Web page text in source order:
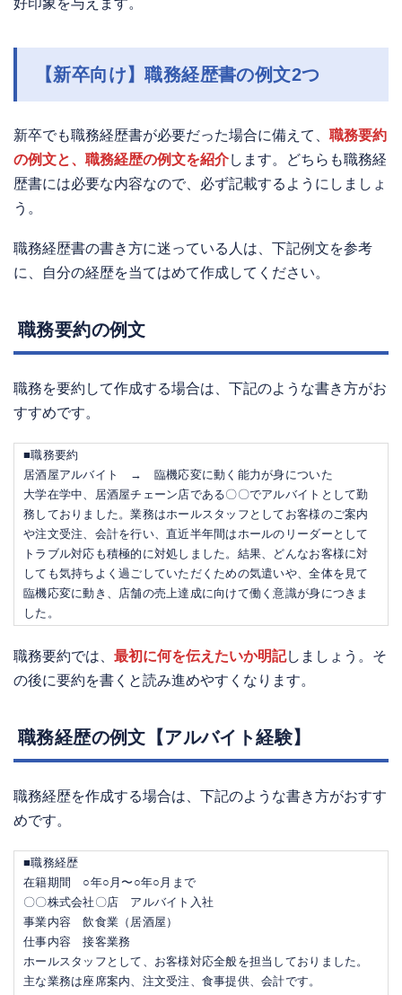
好印象を与えます。
【新卒向け】職務経歴書の例文2つ
新卒でも職務経歴書が必要だった場合に備えて、 職務要約
の例文と、職務経歴の例文を紹介します。どちらも職務経
歴書には必要な内容なので、必ず記載するようにしましょ
う。
職務経歴書の書き方に迷っている人は、下記例文を参考
に、自分の経歴を当てはめて作成してください。
職務要約の例文
職務を要約して作成する場合は、下記のような書き方がお
すすめです。
■職務要約
居酒屋アルバイト → 臨機応変に動く能力が身についた
大学在学中、居酒屋チェーン店である〇〇でアルバイトとして勤
務しておりました。業務はホールスタッフとしてお客様のご案内
や注文受注、会計を行い、直近半年間はホールのリーダーとして
トラブル対応も積極的に対処しました。結果、どんなお客様に対
しても気持ちよく過ごしていただくための気遣いや、全体を見て
臨機応変に動き、店舗の売上達成に向けて働く意識が身につきま
した。
職務要約では、 最初に何を伝えたいか明記しましょう。そ
の後に要約を書くと読み進めやすくなります。
職務経歴の例文【アルバイト経験】
職務経歴を作成する場合は、下記のような書き方がおすす
めです。
■職務経歴
在籍期間 ○年○月〜○年○月まで
〇〇株式会社〇店 アルバイト入社
事業内容 飲食業（居酒屋）
仕事内容 接客業務
ホールスタッフとして、お客様対応全般を担当しておりました。
主な業務は座席案内、注文受注、食事提供、会計です。